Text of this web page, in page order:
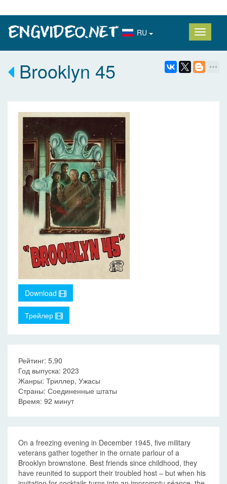
RU
Brooklyn 45
Download
Трейлер
Рейтинг: 5,90
Год выпуска: 2023
Жанры: Триллер, Ужасы
Страны: Соединенные штаты
Время: 92 минут
On a freezing evening in December 1945, five military
veterans gather together in the ornate parlour of a
Brooklyn brownstone. Best friends since childhood, they
have reunited to support their troubled host – but when his